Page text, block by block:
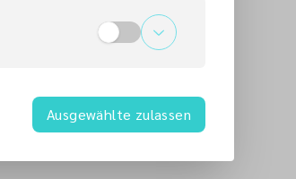
wir
Ausgewählte zulassen